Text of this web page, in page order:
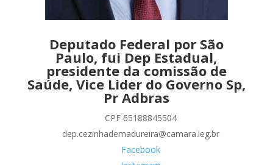
Deputado Federal por São
Paulo, fui Dep Estadual,
presidente da comissão de
Saúde, Vice Lider do Governo Sp,
Pr Adbras
CPF 65188845504
dep.cezinhademadureira@camara.leg.br
Facebook